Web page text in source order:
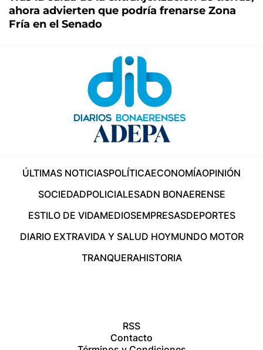
ahora advierten que podría frenarse Zona
Fría en el Senado
ÚLTIMAS NOTICIASPOLÍTICAECONOMÍAOPINIÓN
SOCIEDADPOLICIALESADN BONAERENSE
ESTILO DE VIDAMEDIOSEMPRESASDEPORTES
DIARIO EXTRAVIDA Y SALUD HOYMUNDO MOTOR
TRANQUERAHISTORIA
RSS
Contacto